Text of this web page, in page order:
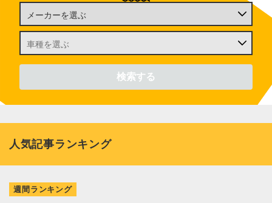
人気記事ランキング
週間ランキング